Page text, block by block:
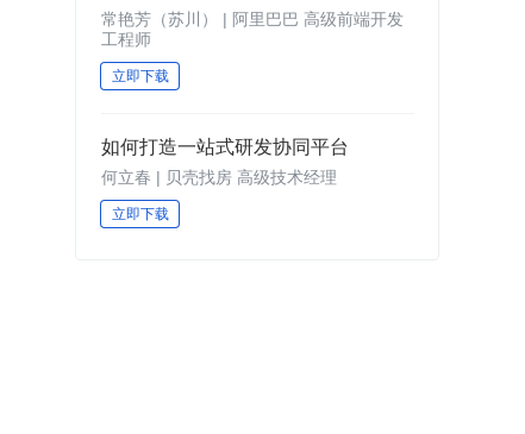
常艳芳（苏川） | 阿里巴巴 高级前端开发
工程师
立即下载
如何打造一站式研发协同平台
何立春 | 贝壳找房 高级技术经理
立即下载